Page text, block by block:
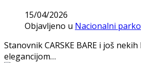
15/04/2026
Objavljeno u Nacionalni
Stanovnik CARSKE BARE i još
elegancijom…